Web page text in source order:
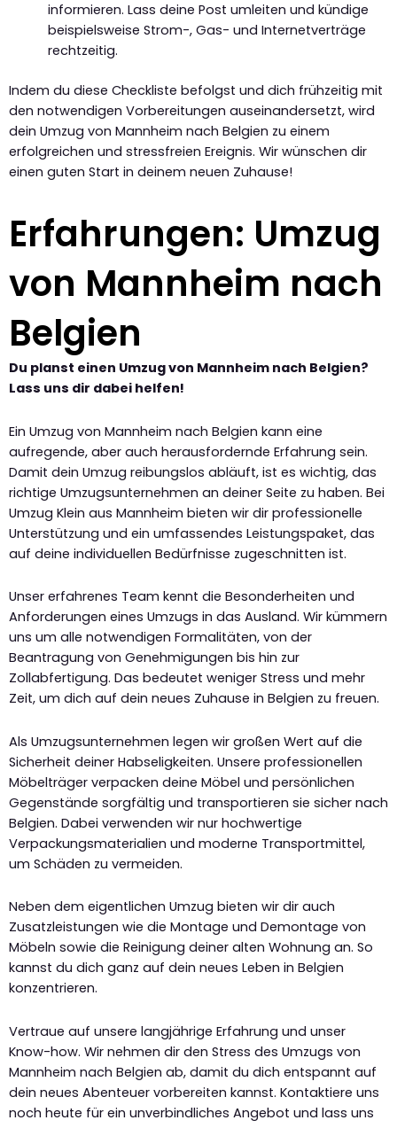
informieren. Lass deine Post umleiten und kündige
beispielsweise Strom-, Gas- und Internetverträge
rechtzeitig.
Indem du diese Checkliste befolgst und dich frühzeitig mit
den notwendigen Vorbereitungen auseinandersetzt, wird
dein Umzug von Mannheim nach Belgien zu einem
erfolgreichen und stressfreien Ereignis. Wir wünschen dir
einen guten Start in deinem neuen Zuhause!
Erfahrungen: Umzug
von Mannheim nach
Belgien
Du planst einen Umzug von Mannheim nach Belgien?
Lass uns dir dabei helfen!
Ein Umzug von Mannheim nach Belgien kann eine
aufregende, aber auch herausfordernde Erfahrung sein.
Damit dein Umzug reibungslos abläuft, ist es wichtig, das
richtige Umzugsunternehmen an deiner Seite zu haben. Bei
Umzug Klein aus Mannheim bieten wir dir professionelle
Unterstützung und ein umfassendes Leistungspaket, das
auf deine individuellen Bedürfnisse zugeschnitten ist.
Unser erfahrenes Team kennt die Besonderheiten und
Anforderungen eines Umzugs in das Ausland. Wir kümmern
uns um alle notwendigen Formalitäten, von der
Beantragung von Genehmigungen bis hin zur
Zollabfertigung. Das bedeutet weniger Stress und mehr
Zeit, um dich auf dein neues Zuhause in Belgien zu freuen.
Als Umzugsunternehmen legen wir großen Wert auf die
Sicherheit deiner Habseligkeiten. Unsere professionellen
Möbelträger verpacken deine Möbel und persönlichen
Gegenstände sorgfältig und transportieren sie sicher nach
Belgien. Dabei verwenden wir nur hochwertige
Verpackungsmaterialien und moderne Transportmittel,
um Schäden zu vermeiden.
Neben dem eigentlichen Umzug bieten wir dir auch
Zusatzleistungen wie die Montage und Demontage von
Möbeln sowie die Reinigung deiner alten Wohnung an. So
kannst du dich ganz auf dein neues Leben in Belgien
konzentrieren.
Vertraue auf unsere langjährige Erfahrung und unser
Know-how. Wir nehmen dir den Stress des Umzugs von
Mannheim nach Belgien ab, damit du dich entspannt auf
dein neues Abenteuer vorbereiten kannst. Kontaktiere uns
noch heute für ein unverbindliches Angebot und lass uns